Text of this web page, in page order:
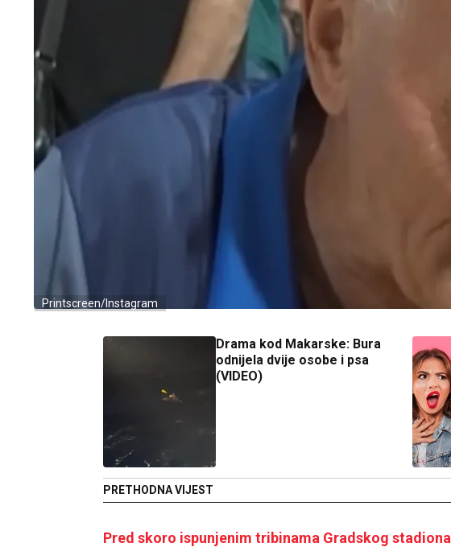
Printscreen/Instagram
Drama kod Makarske: Bura
odnijela dvije osobe i psa
(VIDEO)
PRETHODNA VIJEST
Pred skoro ispunjenim tribinama Gradskog stadiona